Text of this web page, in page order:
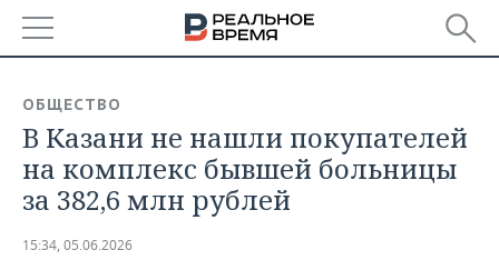
БАШКОРТОСТАН
ТАТАРСТАН
НОВОСТИ
АНАЛИТИКА
ОБЩЕСТВО
В Казани не нашли покупателей
на комплекс бывшей больницы
за 382,6 млн рублей
15:34, 05.06.2026